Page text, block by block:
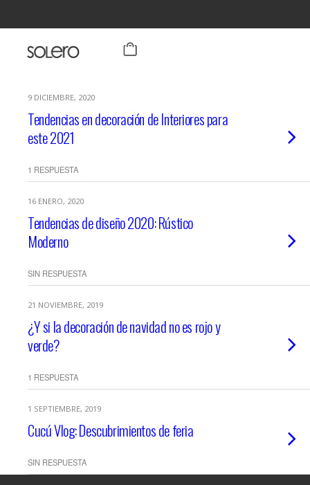
9 DICIEMBRE, 2020
Tendencias en decoración de Interiores para
este 2021
1 RESPUESTA
16 ENERO, 2020
Tendencias de diseño 2020: Rústico
Moderno
SIN RESPUESTA
21 NOVIEMBRE, 2019
¿Y si la decoración de navidad no es rojo y
verde?
1 RESPUESTA
1 SEPTIEMBRE, 2019
Cucú Vlog: Descubrimientos de feria
SIN RESPUESTA